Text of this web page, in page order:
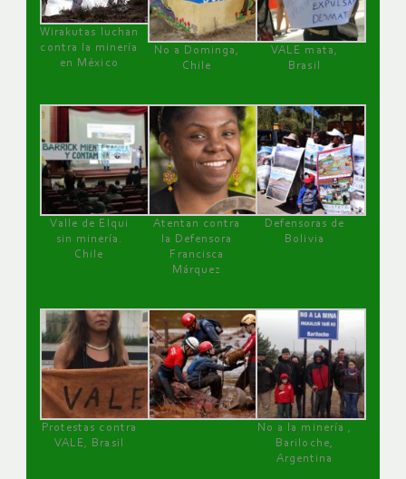
Wirakutas luchan
contra la minería
en México
No a Dominga,
Chile
VALE mata,
Brasil
Valle de Elqui
sin minería.
Chile
Atentan contra
la Defensora
Francisca
Márquez
Defensoras de
Bolivia
Protestas contra
VALE, Brasil
No a la minería ,
Bariloche,
Argentina